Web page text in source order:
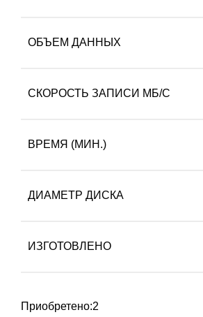
ОБЪЕМ ДАННЫХ
СКОРОСТЬ ЗАПИСИ МБ/С
ВРЕМЯ (МИН.)
ДИАМЕТР ДИСКА
ИЗГОТОВЛЕНО
Приобретено:2